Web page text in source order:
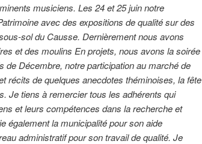
musiciens. Les 24 et 25 juin notre
avec des expositions de qualité sur des
sol du Causse. Dernièrement nous avons
et des moulins En projets, nous avons la soirée
de Décembre, notre participation au marché de
récits de quelques anecdotes théminoises, la fête
Je tiens à remercier tous les adhérents qui
et leurs compétences dans la recherche et
également la municipalité pour son aide
administratif pour son travail de qualité. Je